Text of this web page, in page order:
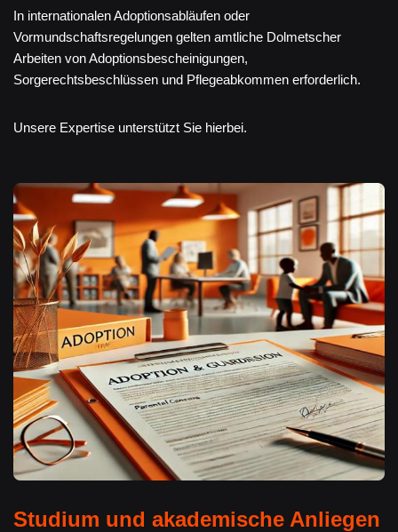
In internationalen Adoptionsabläufen oder
Vormundschaftsregelungen gelten amtliche Dolmetscher
Arbeiten von Adoptionsbescheinigungen,
Sorgerechtsbeschlüssen und Pflegeabkommen erforderlich.
Unsere Expertise unterstützt Sie hierbei.
Studium und akademische Anliegen